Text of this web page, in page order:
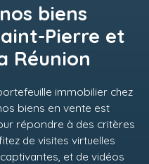
biens
Pierre et
Réunion
immobilier chez
biens en vente est
répondre à des critères
de visites virtuelles
et de vidéos